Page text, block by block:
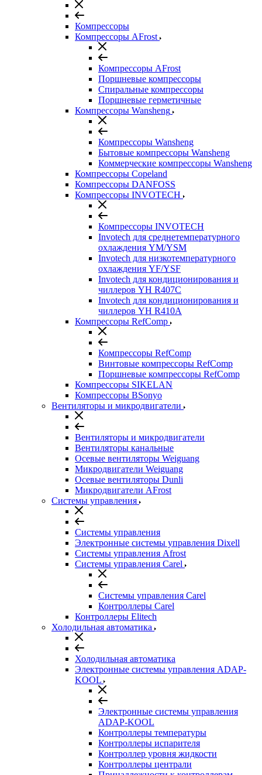
Компрессоры
Компрессоры AFrost
Компрессоры AFrost
Поршневые компрессоры
Спиральные компрессоры
Поршневые герметичные
Компрессоры Wansheng
Компрессоры Wansheng
Бытовые компрессоры Wansheng
Коммерческие компрессоры Wansheng
Компрессоры Copeland
Компрессоры DANFOSS
Компрессоры INVOTECH
Компрессоры INVOTECH
Invotech для среднетемпературного
охлаждения YM/YSM
Invotech для низкотемпературного
охлаждения YF/YSF
Invotech для кондиционирования и
чиллеров YH R407C
Invotech для кондиционирования и
чиллеров YH R410A
Компрессоры RefComp
Компрессоры RefComp
Винтовые компрессоры RefComp
Поршневые компрессоры RefComp
Компрессоры SIKELAN
Компрессоры BSonyo
Вентиляторы и микродвигатели
Вентиляторы и микродвигатели
Вентиляторы канальные
Осевые вентиляторы Weiguang
Микродвигатели Weiguang
Осевые вентиляторы Dunli
Микродвигатели AFrost
Системы управления
Системы управления
Электронные системы управления Dixell
Системы управления Afrost
Системы управления Carel
Системы управления Carel
Контроллеры Carel
Контроллеры Elitech
Холодильная автоматика
Холодильная автоматика
Электронные системы управления ADAP-
KOOL
Электронные системы управления
ADAP-KOOL
Контроллеры температуры
Контроллеры испарителя
Контроллер уровня жидкости
Контроллеры централи